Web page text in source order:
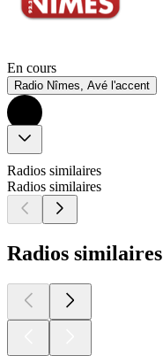
En cours
Radio Nîmes, Avé l'accent
Radios similaires
Radios similaires
Radios similaires